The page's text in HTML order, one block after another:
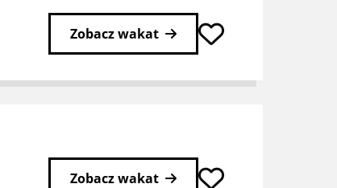
Zobacz wakat
Zobacz wakat